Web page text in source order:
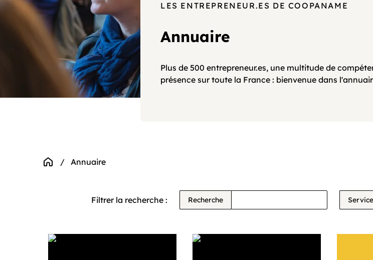
Actualités
Coopératifs!
LES ENTREPRENEUR.ES DE COOPANAME
Annuaire
Plus de 500 entrepreneur.es, une multitude de
présence sur toute la France : bienvenue dans
Accueil Annuaire
Filtrer la recherche : Recherche